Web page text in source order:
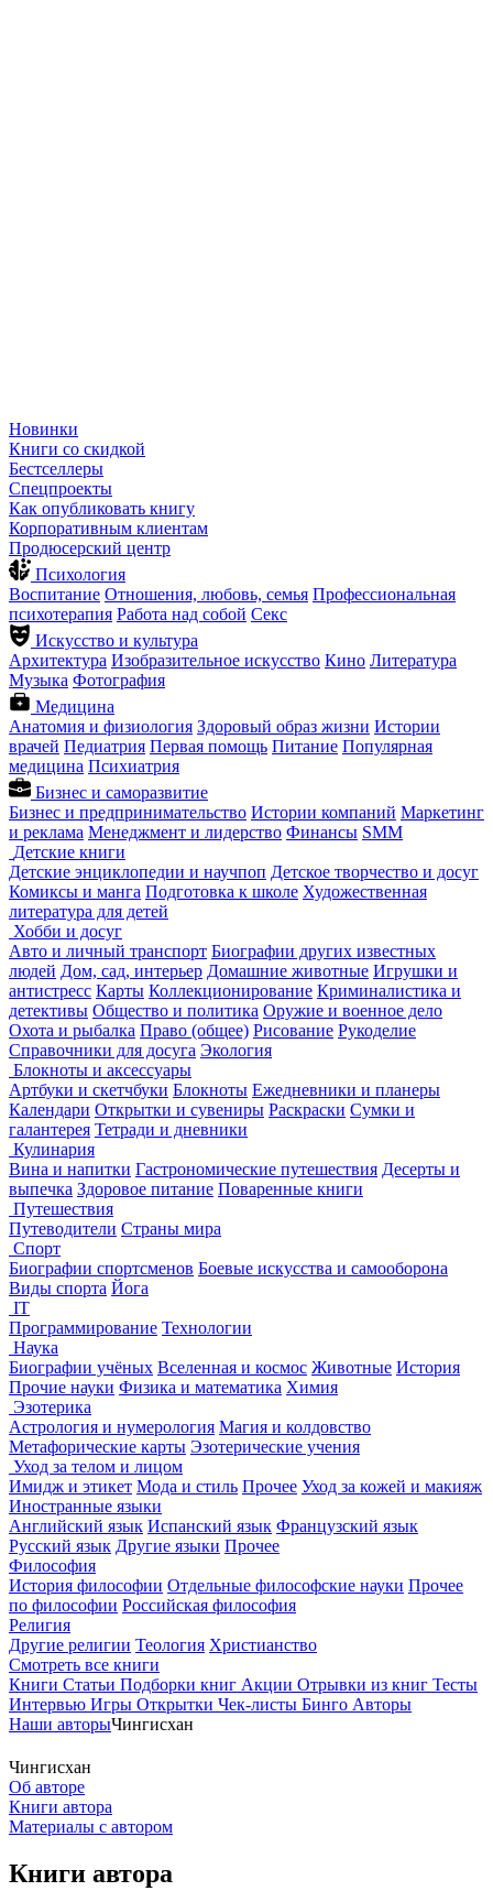
Новинки
Книги со скидкой
Бестселлеры
Спецпроекты
Как опубликовать книгу
Корпоративным клиентам
Продюсерский центр
Психология
Воспитание Отношения, любовь, семья Профессиональная
психотерапия Работа над собой Секс
Искусство и культура
Архитектура Изобразительное искусство Кино Литература
Музыка Фотография
Медицина
Анатомия и физиология Здоровый образ жизни Истории
врачей Педиатрия Первая помощь Питание Популярная
медицина Психиатрия
Бизнес и саморазвитие
Бизнес и предпринимательство Истории компаний Маркетинг
и реклама Менеджмент и лидерство Финансы SMM
Детские книги
Детские энциклопедии и научпоп Детское творчество и досуг
Комиксы и манга Подготовка к школе Художественная
литература для детей
Хобби и досуг
Авто и личный транспорт Биографии других известных
людей Дом, сад, интерьер Домашние животные Игрушки и
антистресс Карты Коллекционирование Криминалистика и
детективы Общество и политика Оружие и военное дело
Охота и рыбалка Право (общее) Рисование Рукоделие
Справочники для досуга Экология
Блокноты и аксессуары
Артбуки и скетчбуки Блокноты Ежедневники и планеры
Календари Открытки и сувениры Раскраски Сумки и
галантерея Тетради и дневники
Кулинария
Вина и напитки Гастрономические путешествия Десерты и
выпечка Здоровое питание Поваренные книги
Путешествия
Путеводители Страны мира
Спорт
Биографии спортсменов Боевые искусства и самооборона
Виды спорта Йога
IT
Программирование Технологии
Наука
Биографии учёных Вселенная и космос Животные История
Прочие науки Физика и математика Химия
Эзотерика
Астрология и нумерология Магия и колдовство
Метафорические карты Эзотерические учения
Уход за телом и лицом
Имидж и этикет Мода и стиль Прочее Уход за кожей и макияж
Иностранные языки
Английский язык Испанский язык Французский язык
Русский язык Другие языки Прочее
Философия
История философии Отдельные философские науки Прочее
по философии Российская философия
Религия
Другие религии Теология Христианство
Смотреть все книги
Книги Статьи Подборки книг Акции Отрывки из книг Тесты
Интервью Игры Открытки Чек-листы Бинго Авторы
Наши авторыЧингисхан
Чингисхан
Об авторе
Книги автора
Материалы с автором
Книги автора